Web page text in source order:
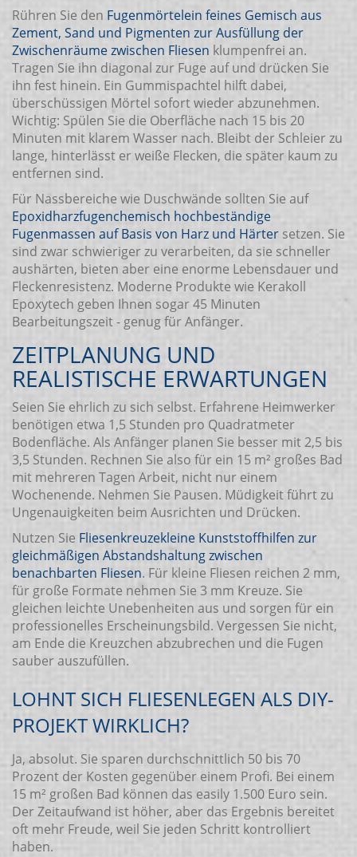
Rühren Sie den Fugenmörtelein feines Gemisch aus
Zement, Sand und Pigmenten zur Ausfüllung der
Zwischenräume zwischen Fliesen klumpenfrei an.
Tragen Sie ihn diagonal zur Fuge auf und drücken Sie
ihn fest hinein. Ein Gummispachtel hilft dabei,
überschüssigen Mörtel sofort wieder abzunehmen.
Wichtig: Spülen Sie die Oberfläche nach 15 bis 20
Minuten mit klarem Wasser nach. Bleibt der Schleier zu
lange, hinterlässt er weiße Flecken, die später kaum zu
entfernen sind.
Für Nassbereiche wie Duschwände sollten Sie auf
Epoxidharzfugenchemisch hochbeständige
Fugenmassen auf Basis von Harz und Härter setzen. Sie
sind zwar schwieriger zu verarbeiten, da sie schneller
aushärten, bieten aber eine enorme Lebensdauer und
Fleckenresistenz. Moderne Produkte wie Kerakoll
Epoxytech geben Ihnen sogar 45 Minuten
Bearbeitungszeit - genug für Anfänger.
ZEITPLANUNG UND
REALISTISCHE ERWARTUNGEN
Seien Sie ehrlich zu sich selbst. Erfahrene Heimwerker
benötigen etwa 1,5 Stunden pro Quadratmeter
Bodenfläche. Als Anfänger planen Sie besser mit 2,5 bis
3,5 Stunden. Rechnen Sie also für ein 15 m² großes Bad
mit mehreren Tagen Arbeit, nicht nur einem
Wochenende. Nehmen Sie Pausen. Müdigkeit führt zu
Ungenauigkeiten beim Ausrichten und Drücken.
Nutzen Sie Fliesenkreuzekleine Kunststoffhilfen zur
gleichmäßigen Abstandshaltung zwischen
benachbarten Fliesen. Für kleine Fliesen reichen 2 mm,
für große Formate nehmen Sie 3 mm Kreuze. Sie
gleichen leichte Unebenheiten aus und sorgen für ein
professionelles Erscheinungsbild. Vergessen Sie nicht,
am Ende die Kreuzchen abzubrechen und die Fugen
sauber auszufüllen.
LOHNT SICH FLIESENLEGEN ALS DIY-
PROJEKT WIRKLICH?
Ja, absolut. Sie sparen durchschnittlich 50 bis 70
Prozent der Kosten gegenüber einem Profi. Bei einem
15 m² großen Bad können das easily 1.500 Euro sein.
Der Zeitaufwand ist höher, aber das Ergebnis bereitet
oft mehr Freude, weil Sie jeden Schritt kontrolliert
haben.